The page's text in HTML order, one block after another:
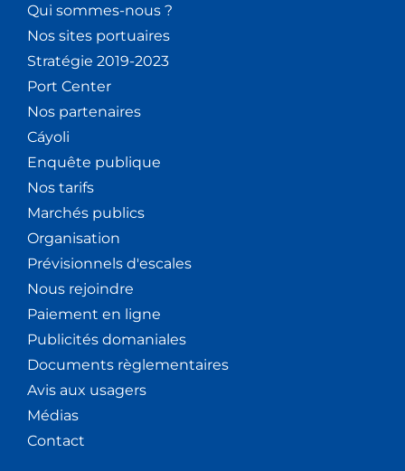
Qui sommes-nous ?
Nos sites portuaires
Stratégie 2019-2023
Port Center
Nos partenaires
Cáyoli
Enquête publique
Nos tarifs
Marchés publics
Organisation
Prévisionnels d'escales
Nous rejoindre
Paiement en ligne
Publicités domaniales
Documents règlementaires
Avis aux usagers
Médias
Contact